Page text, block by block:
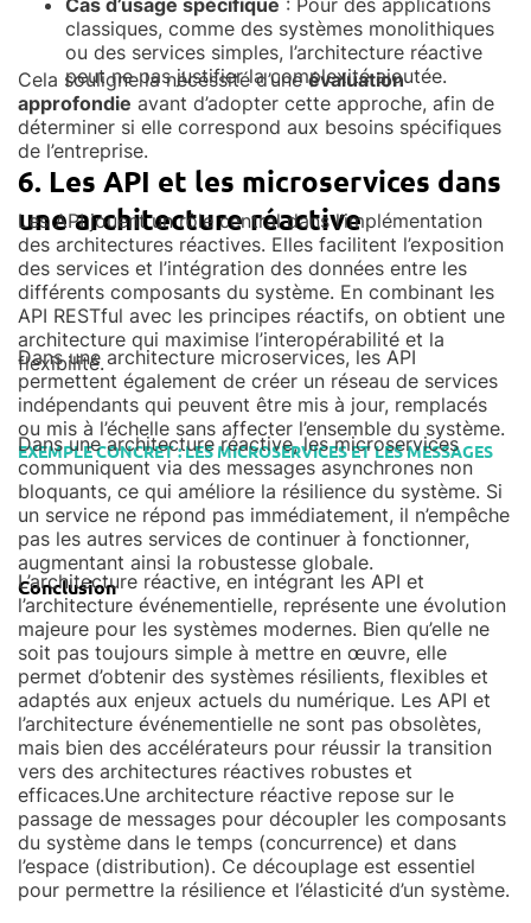
classiques, comme des systèmes monolithiques
ou des services simples, l’architecture réactive
peut ne pas justifier la complexité ajoutée.
Cela souligne la nécessité d’uneévaluation
approfondie avant d’adopter cette approche, afin de
déterminer si elle correspond aux besoins spécifiques
de l’entreprise.
6. Les API et les microservices dans
une architecture réactive
Les API jouent un rôle central dans l’implémentation
des architectures réactives. Elles facilitent l’exposition
des services et l’intégration des données entre les
différents composants du système. En combinant les
API RESTful avec les principes réactifs, on obtient une
architecture qui maximise l’interopérabilité et la
flexibilité.
Dans une architecture microservices, les API
permettent également de créer un réseau de services
indépendants qui peuvent être mis à jour, remplacés
ou mis à l’échelle sans affecter l’ensemble du système.
EXEMPLE CONCRET : LES MICROSERVICES ET LES MESSAGES
Dans une architecture réactive, les microservices
communiquent via des messages asynchrones non
bloquants, ce qui améliore la résilience du système. Si
un service ne répond pas immédiatement, il n’empêche
pas les autres services de continuer à fonctionner,
augmentant ainsi la robustesse globale.
Conclusion
L’architecture réactive, en intégrant les API et
l’architecture événementielle, représente une évolution
majeure pour les systèmes modernes. Bien qu’elle ne
soit pas toujours simple à mettre en œuvre, elle
permet d’obtenir des systèmes résilients, flexibles et
adaptés aux enjeux actuels du numérique. Les API et
l’architecture événementielle ne sont pas obsolètes,
mais bien des accélérateurs pour réussir la transition
vers des architectures réactives robustes et
efficaces.Une architecture réactive repose sur le
passage de messages pour découpler les composants
du système dans le temps (concurrence) et dans
l’espace (distribution). Ce découplage est essentiel
pour permettre la résilience et l’élasticité d’un système.